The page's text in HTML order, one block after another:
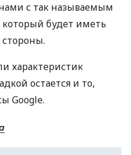
с так называемым
будет иметь
характеристик
остается и то,
Google.